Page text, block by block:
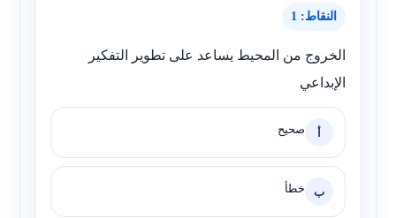
النقاط: 1
الخروج من المحيط يساعد على تطوير التفكير
الإبداعي
أ صحيح
ب خطأ